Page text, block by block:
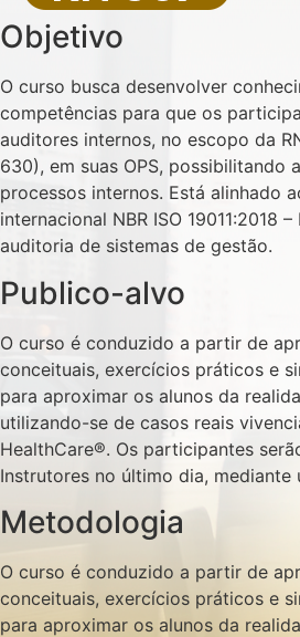
Objetivo
O curso busca desenvolver
competências para que os
auditores internos, no escopo da
630), em suas OPS, possibilitando
processos internos. Está alinhado
internacional NBR ISO 19011:2018
auditoria de sistemas de gestão.
Publico-alvo
O curso é conduzido a partir de
conceituais, exercícios práticos e
para aproximar os alunos da
utilizando-se de casos reais
HealthCare®. Os participantes
Instrutores no último dia, mediante
Metodologia
O curso é conduzido a partir de
conceituais, exercícios práticos e
para aproximar os alunos da